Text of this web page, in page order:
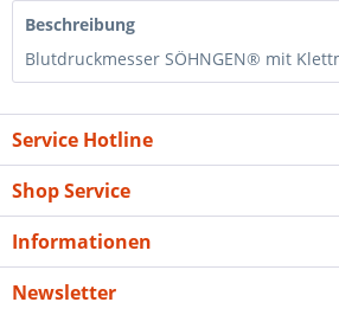
Beschreibung
Blutdruckmesser SÖHNGEN® mit
Service Hotline
Shop Service
Informationen
Newsletter